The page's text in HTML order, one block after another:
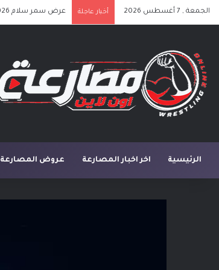
الجمعة , 7 أغسطس 2026 أخبار عاجلة عرض سمر سلام SummerSlam 2026 الليلة الأولى كامل مترجم
الرئيسية اخر اخبار المصارعة عروض المصارعة